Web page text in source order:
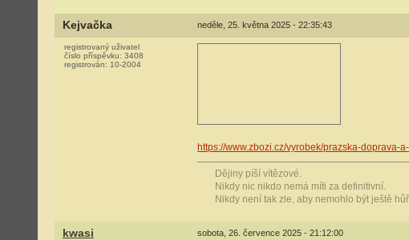
Kejvačka neděle, 25. května 2025 - 22:35:43
registrovaný uživatel
číslo příspěvku: 3408
registrován: 10-2004
https://www.zbozi.cz/vyrobek/prazska-
Dějiny píší vítězové.
Nikdy nic nikdo nemá míti za definitivní.
Nikdy není tak zle, aby nemohlo být ještě
kwasi sobota, 26. července 2025 - 21:12:00